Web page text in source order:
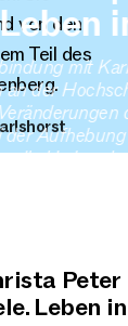
von den
Teil des
mit
an der
die
Leben